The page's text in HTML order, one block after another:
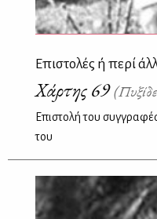
Επιστολές ή περί
Χάρτης 69
Επιστολή του
του